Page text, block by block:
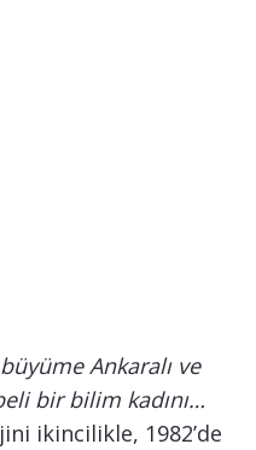
Ankaralı ve
bir bilim kadını…
ikincilikle, 1982’de